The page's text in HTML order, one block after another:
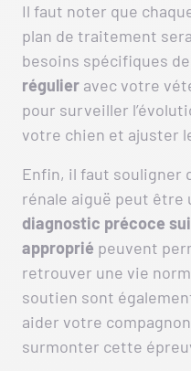
Il faut noter que
plan de traitement
besoins spécifiques
régulier avec votre
pour surveiller
votre chien et ajuster
Enfin, il faut souligner
rénale aiguë peut être
diagnostic précoce
approprié peuvent
retrouver une vie
soutien sont
aider votre
surmonter cette